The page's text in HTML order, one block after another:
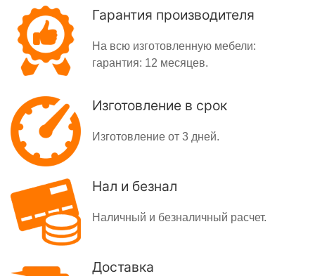
Гарантия производителя
На всю изготовленную мебели:
гарантия: 12 месяцев.
Изготовление в срок
Изготовление от 3 дней.
Нал и безнал
Наличный и безналичный расчет.
Доставка